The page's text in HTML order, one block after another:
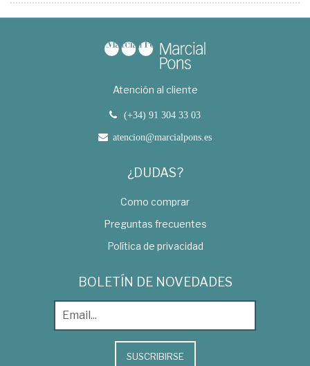
Atención al cliente
(+34) 91 304 33 03
atencion@marcialpons.es
¿DUDAS?
Como comprar
Preguntas frecuentes
Política de privacidad
BOLETÍN DE NOVEDADES
SUSCRIBIRSE